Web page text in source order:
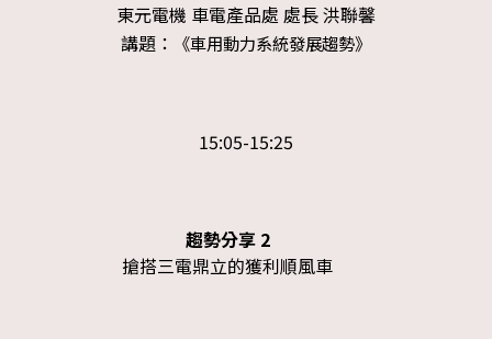
東元電機 車電產品處 處長 洪聯馨
講題：
《車用動力系統發展趨勢》
15:05-15:25
趨勢分享 2
搶搭三電鼎立的獲利順風車